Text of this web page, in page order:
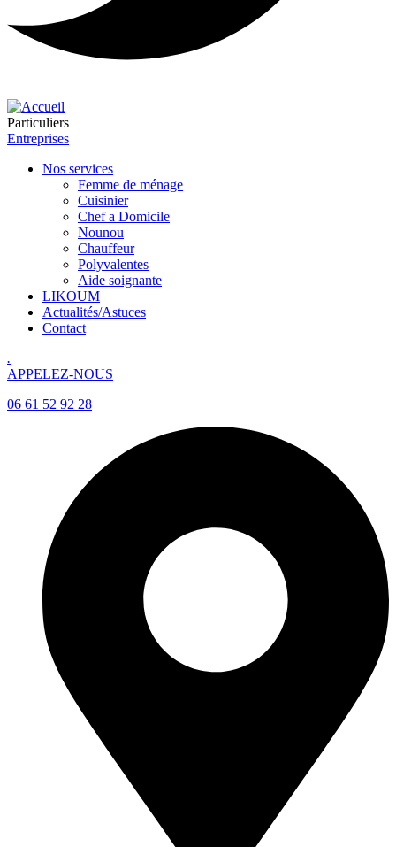
Particuliers
Entreprises
Nos services
Femme de ménage
Cuisinier
Chef a Domicile
Nounou
Chauffeur
Polyvalentes
Aide soignante
LIKOUM
Actualités/Astuces
Contact
.
APPELEZ-NOUS
06 61 52 92 28